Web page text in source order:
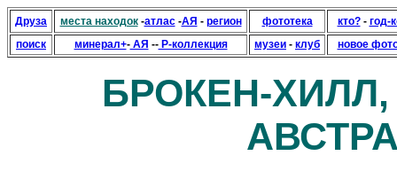
Друза места находок-атлас -АЯ - регион фототека кто?- год-
поиск
минерал+-АЯ --Р-коллекция музеи - клуб новое
БРОКЕН-